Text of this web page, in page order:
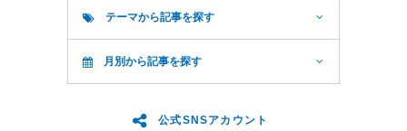
テーマから記事を探す
月別から記事を探す
公式SNSアカウント